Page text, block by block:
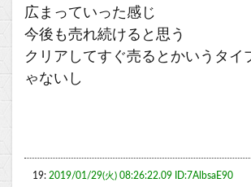
広まっていった感じ
今後も売れ続けると思う
クリアしてすぐ売るとかいうタイ
ゃないし
19: 2019/01/29(火) 08:26:22.09 ID:7AlbsaE90